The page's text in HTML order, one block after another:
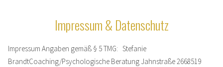
Impressum & Datenschutz
Impressum Angaben gemäß § 5 TMG: Stefanie
BrandtCoaching/Psychologische Beratung Jahnstraße 2668519